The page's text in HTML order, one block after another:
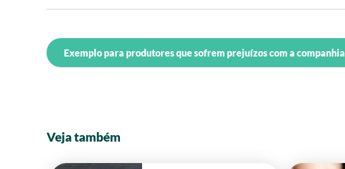
Exemplo para produtores que sofrem prejuízos com a companhia
Veja também